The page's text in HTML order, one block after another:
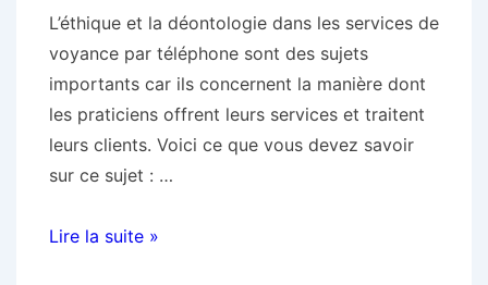
comprendre
l’importance
des
vibrations
L’éthique et la déontologie dans les services de
voyance par téléphone sont des sujets
importants car ils concernent la manière dont
les praticiens offrent leurs services et traitent
leurs clients. Voici ce que vous devez savoir
sur ce sujet : …
L’éthique
Lire la suite »